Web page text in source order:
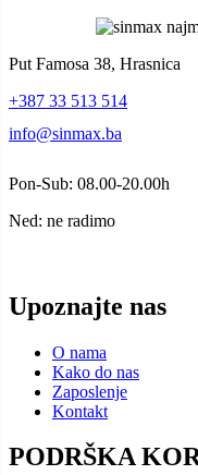
Put Famosa 38, Hrasnica
+387 33 513 514
info@sinmax.ba
Pon-Sub: 08.00-20.00h
Ned: ne radimo
Upoznajte nas
O nama
Kako do nas
Zaposlenje
Kontakt
PODRŠKA